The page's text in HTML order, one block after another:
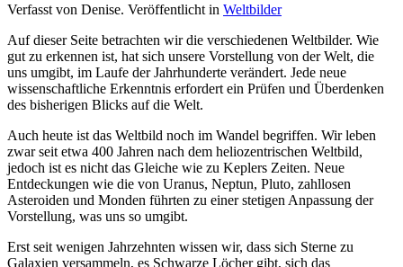
Verfasst von Denise. Veröffentlicht in Weltbilder
Auf dieser Seite betrachten wir die verschiedenen Weltbilder. Wie
gut zu erkennen ist, hat sich unsere Vorstellung von der Welt, die
uns umgibt, im Laufe der Jahrhunderte verändert. Jede neue
wissenschaftliche Erkenntnis erfordert ein Prüfen und Überdenken
des bisherigen Blicks auf die Welt.
Auch heute ist das Weltbild noch im Wandel begriffen. Wir leben
zwar seit etwa 400 Jahren nach dem heliozentrischen Weltbild,
jedoch ist es nicht das Gleiche wie zu Keplers Zeiten. Neue
Entdeckungen wie die von Uranus, Neptun, Pluto, zahllosen
Asteroiden und Monden führten zu einer stetigen Anpassung der
Vorstellung, was uns so umgibt.
Erst seit wenigen Jahrzehnten wissen wir, dass sich Sterne zu
Galaxien versammeln, es Schwarze Löcher gibt, sich das